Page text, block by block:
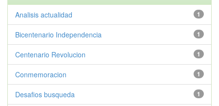
1
Analisis actualidad
1
Bicentenario Independencia
1
Centenario Revolucion
1
Conmemoracion
1
Desafios busqueda